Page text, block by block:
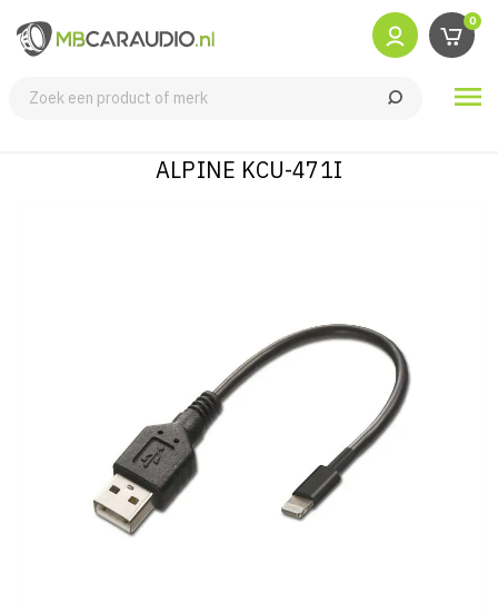
0

ALPINE KCU-471I